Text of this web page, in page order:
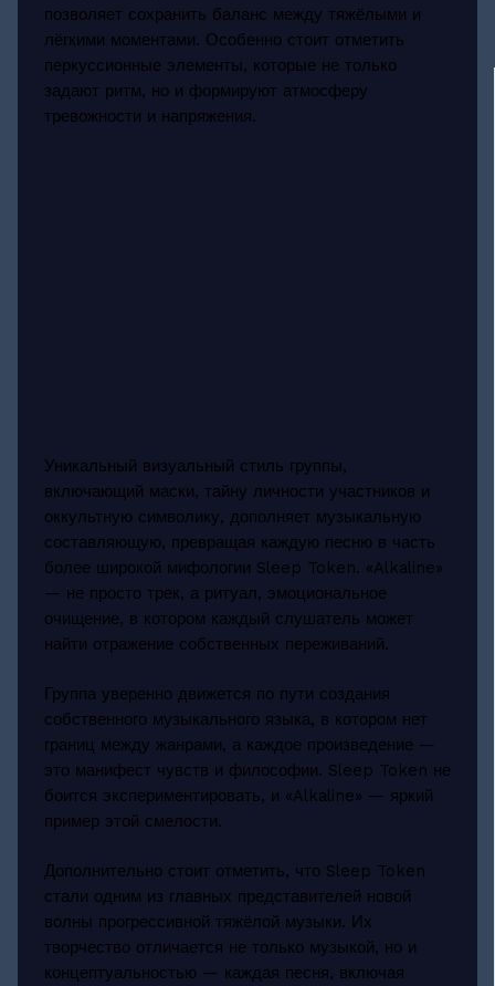
позволяет сохранить баланс между тяжёлыми и
лёгкими моментами. Особенно стоит отметить
перкуссионные элементы, которые не только
задают ритм, но и формируют атмосферу
тревожности и напряжения.
Уникальный визуальный стиль группы,
включающий маски, тайну личности участников и
оккультную символику, дополняет музыкальную
составляющую, превращая каждую песню в часть
более широкой мифологии Sleep Token. «Alkaline»
— не просто трек, а ритуал, эмоциональное
очищение, в котором каждый слушатель может
найти отражение собственных переживаний.
Группа уверенно движется по пути создания
собственного музыкального языка, в котором нет
границ между жанрами, а каждое произведение —
это манифест чувств и философии. Sleep Token не
боится экспериментировать, и «Alkaline» — яркий
пример этой смелости.
Дополнительно стоит отметить, что Sleep Token
стали одним из главных представителей новой
волны прогрессивной тяжёлой музыки. Их
творчество отличается не только музыкой, но и
концептуальностью — каждая песня, включая